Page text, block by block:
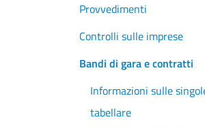
Provvedimenti
Controlli sulle imprese
Bandi di gara e contratti
Informazioni sulle
tabellare